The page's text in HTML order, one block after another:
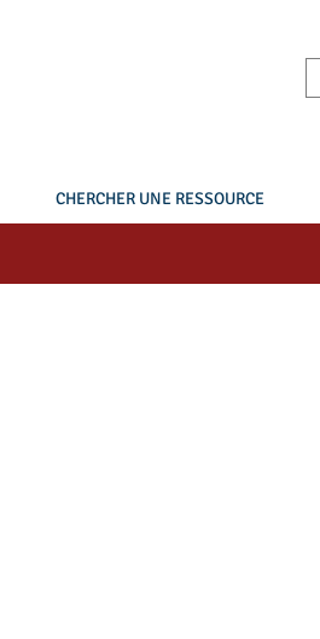
CHERCHER UNE RESSOURCE